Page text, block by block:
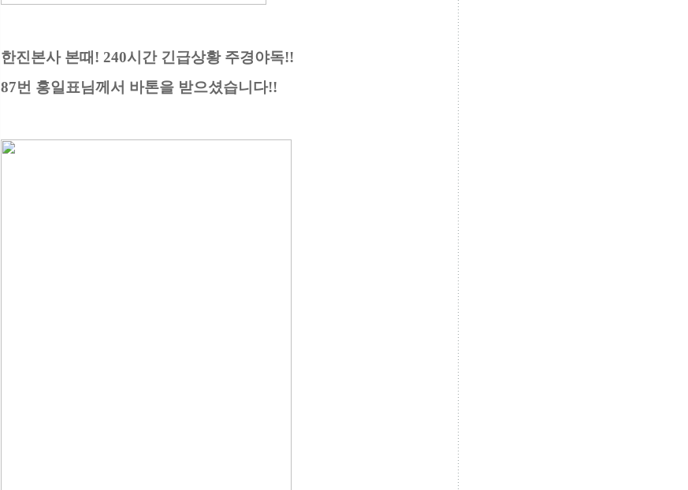
한진본사 본때! 240시간 긴급상황 주경야독!!
87번 홍일표님께서 바톤을 받으셨습니다!!